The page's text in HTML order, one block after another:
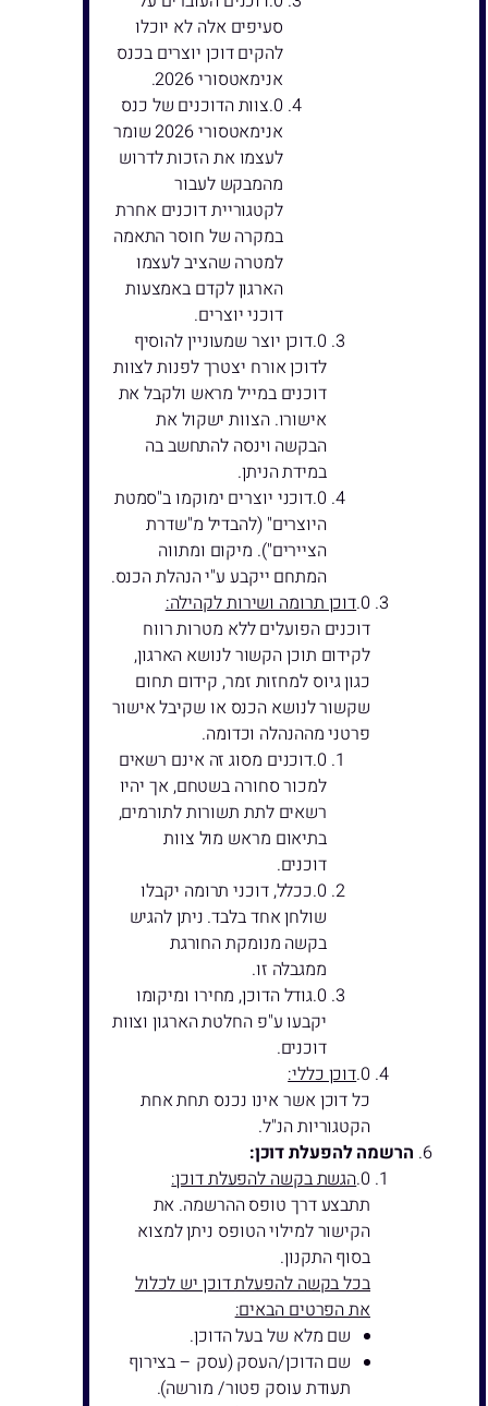
סעיפים אלה לא יוכלו
להקים דוכן יוצרים בכנס
אנימאטסורי 2026.
צוות הדוכנים של כנס
אנימאטסורי 2026 שומר
לעצמו את הזכות לדרוש
מהמבקש לעבור
לקטגוריית דוכנים אחרת
במקרה של חוסר התאמה
למטרה שהציב לעצמו
הארגון לקדם באמצעות
דוכני יוצרים.
דוכן יוצר שמעוניין להוסיף
לדוכן אורח יצטרך לפנות לצוות
דוכנים במייל מראש ולקבל את
אישורו. הצוות ישקול את
הבקשה וינסה להתחשב בה
במידת הניתן.
דוכני יוצרים ימוקמו ב"סמטת
היוצרים" (להבדיל מ"שדרת
הציירים"). מיקום ומתווה
המתחם ייקבע ע"י הנהלת הכנס.
דוכן תרומה ושירות לקהילה:
דוכנים הפועלים ללא מטרות רווח
לקידום תוכן הקשור לנושא הארגון,
כגון גיוס למחזות זמר, קידום תחום
שקשור לנושא הכנס או שקיבל אישור
פרטני מההנהלה וכדומה.
דוכנים מסוג זה אינם רשאים
למכור סחורה בשטחם, אך יהיו
רשאים לתת תשורות לתורמים,
בתיאום מראש מול צוות
דוכנים.
ככלל, דוכני תרומה יקבלו
שולחן אחד בלבד. ניתן להגיש
בקשה מנומקת החורגת
ממגבלה זו.
גודל הדוכן, מחירו ומיקומו
יקבעו ע"פ החלטת הארגון וצוות
דוכנים.
דוכן כללי:
כל דוכן אשר אינו נכנס תחת אחת
הקטגוריות הנ"ל.
הרשמה להפעלת דוכן:
הגשת בקשה להפעלת דוכן:
תתבצע דרך טופס ההרשמה. את
הקישור למילוי הטופס ניתן למצוא
בסוף התקנון.
בכל בקשה להפעלת דוכן יש לכלול
את הפרטים הבאים:
שם מלא של בעל הדוכן.
שם הדוכן/העסק (עסק – בצירוף
תעודת עוסק פטור/ מורשה).